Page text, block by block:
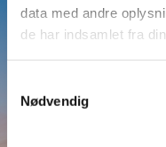
data med andre
de har indsamlet fra
Nødvendig
e
pa
ge